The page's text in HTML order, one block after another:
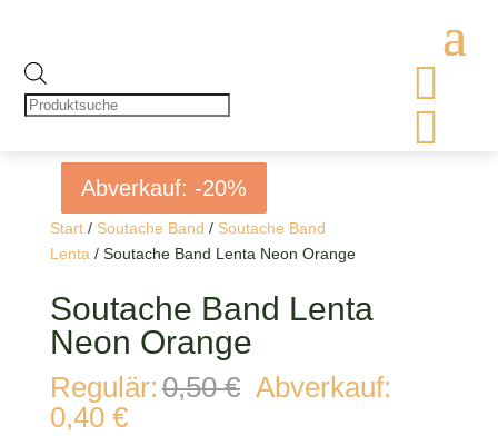
search


Start/ Soutache Band / Soutache Band
Lenta/ Soutache Band Lenta Neon Orange
Abverkauf: -20%
Soutache Band Lenta
Neon Orange
Regulär: 0,50€ Ursprünglicher
Abverkauf:
0,40 €Aktueller
Abverkauf: -20%
Abverkauf: -20%
Abverkauf: -20%